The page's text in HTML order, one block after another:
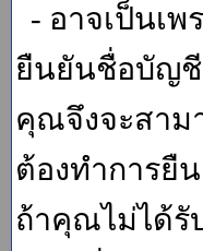
- อาจเป็นเ
ยืนยันชื่อบัญชี
คุณจึงจะสาม
ต้องทำการยื
ถ้าคุณไม่ได้รั